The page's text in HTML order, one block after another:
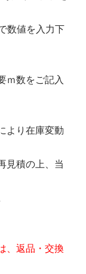
数値を入力下
ｍ数をご記入
より在庫変動
見積の上、当
、返品・交換